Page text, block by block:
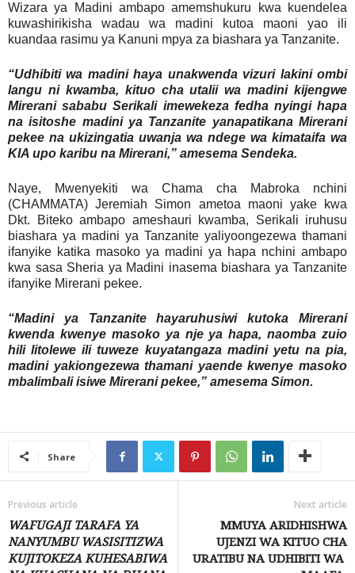
Wizara ya Madini ambapo amemshukuru kwa kuendelea
kuwashirikisha wadau wa madini kutoa maoni yao ili
kuandaa rasimu ya Kanuni mpya za biashara ya Tanzanite.
“Udhibiti wa madini haya unakwenda vizuri lakini ombi
langu ni kwamba, kituo cha utalii wa madini kijengwe
Mirerani sababu Serikali imewekeza fedha nyingi hapa
na isitoshe madini ya Tanzanite yanapatikana Mirerani
pekee na ukizingatia uwanja wa ndege wa kimataifa wa
KIA upo karibu na Mirerani,” amesema Sendeka.
Naye, Mwenyekiti wa Chama cha Mabroka nchini
(CHAMMATA) Jeremiah Simon ametoa maoni yake kwa
Dkt. Biteko ambapo ameshauri kwamba, Serikali iruhusu
biashara ya madini ya Tanzanite yaliyoongezewa thamani
ifanyike katika masoko ya madini ya hapa nchini ambapo
kwa sasa Sheria ya Madini inasema biashara ya Tanzanite
ifanyike Mirerani pekee.
“Madini ya Tanzanite hayaruhusiwi kutoka Mirerani
kwenda kwenye masoko ya nje ya hapa, naomba zuio
hili litolewe ili tuweze kuyatangaza madini yetu na pia,
madini yakiongezewa thamani yaende kwenye masoko
mbalimbali isiwe Mirerani pekee,” amesema Simon.
Share
Previous article
WAFUGAJI TARAFA YA
NANYUMBU WASISITIZWA
KUJITOKEZA KUHESABIWA
Next article
MMUYA ARIDHISHWA
UJENZI WA KITUO CHA
URATIBU NA UDHIBITI WA